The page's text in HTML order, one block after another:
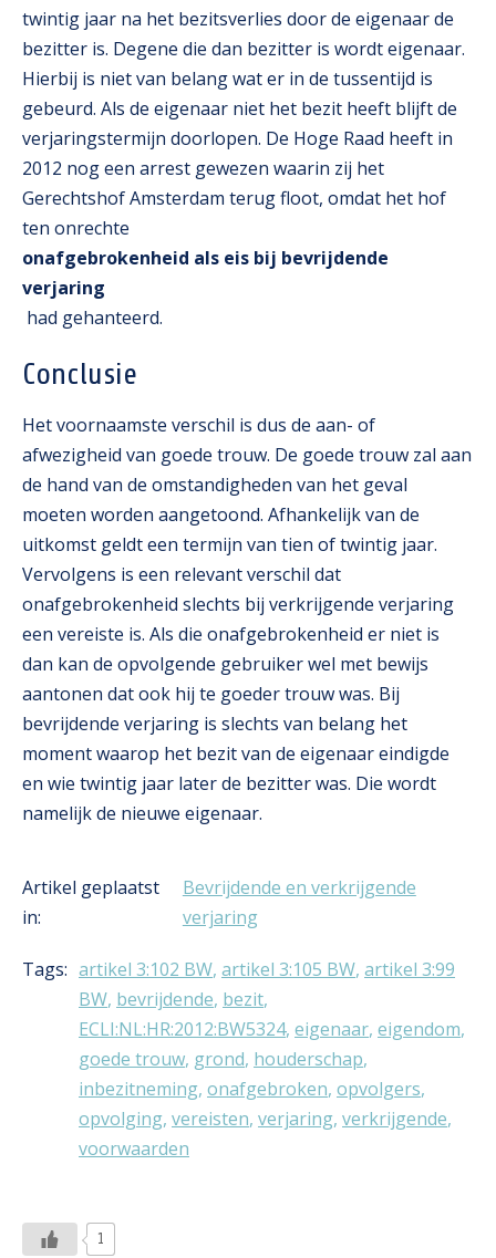
twintig jaar na het bezitsverlies door de eigenaar de
bezitter is. Degene die dan bezitter is wordt eigenaar.
Hierbij is niet van belang wat er in de tussentijd is
gebeurd. Als de eigenaar niet het bezit heeft blijft de
verjaringstermijn doorlopen. De Hoge Raad heeft in
2012 nog een arrest gewezen waarin zij het
Gerechtshof Amsterdam terug floot, omdat het hof
ten onrechte
onafgebrokenheid als eis bij bevrijdende
verjaring
had gehanteerd.
Conclusie
Het voornaamste verschil is dus de aan- of
afwezigheid van goede trouw. De goede trouw zal aan
de hand van de omstandigheden van het geval
moeten worden aangetoond. Afhankelijk van de
uitkomst geldt een termijn van tien of twintig jaar.
Vervolgens is een relevant verschil dat
onafgebrokenheid slechts bij verkrijgende verjaring
een vereiste is. Als die onafgebrokenheid er niet is
dan kan de opvolgende gebruiker wel met bewijs
aantonen dat ook hij te goeder trouw was. Bij
bevrijdende verjaring is slechts van belang het
moment waarop het bezit van de eigenaar eindigde
en wie twintig jaar later de bezitter was. Die wordt
namelijk de nieuwe eigenaar.
Artikel geplaatst
in:
Bevrijdende en verkrijgende
verjaring
Tags: artikel 3:102 BW, artikel 3:105 BW, artikel 3:99
BW, bevrijdende, bezit,
ECLI:NL:HR:2012:BW5324, eigenaar, eigendom,
goede trouw, grond, houderschap,
inbezitneming, onafgebroken, opvolgers,
opvolging, vereisten, verjaring, verkrijgende,
voorwaarden
1